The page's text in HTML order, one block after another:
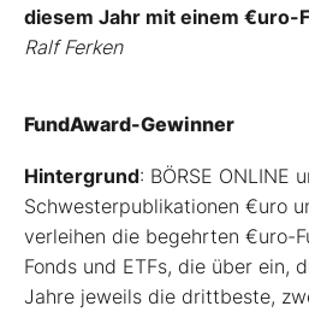
diesem Jahr mit einem €uro-
Ralf Ferken
FundAward-Gewinner
Hintergrund: BÖRSE ONLINE
Schwesterpublikationen €uro
verleihen die begehrten €uro-
Fonds und ETFs, die über ein,
Jahre jeweils die drittbeste,